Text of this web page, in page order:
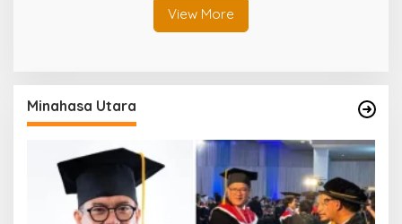
View More
Minahasa Utara